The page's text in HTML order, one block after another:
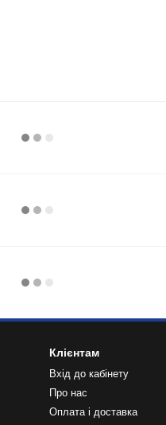
Клієнтам
Вхід до кабінету
Про нас
Оплата і доставка